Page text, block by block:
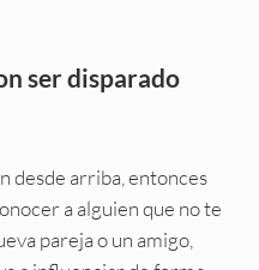
ser disparado
desde arriba, entonces
a alguien que no te
pareja o un amigo,